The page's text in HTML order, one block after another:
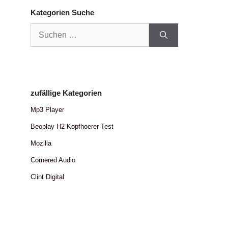
Kategorien Suche
zufällige Kategorien
Mp3 Player
Beoplay H2 Kopfhoerer Test
Mozilla
Cornered Audio
Clint Digital